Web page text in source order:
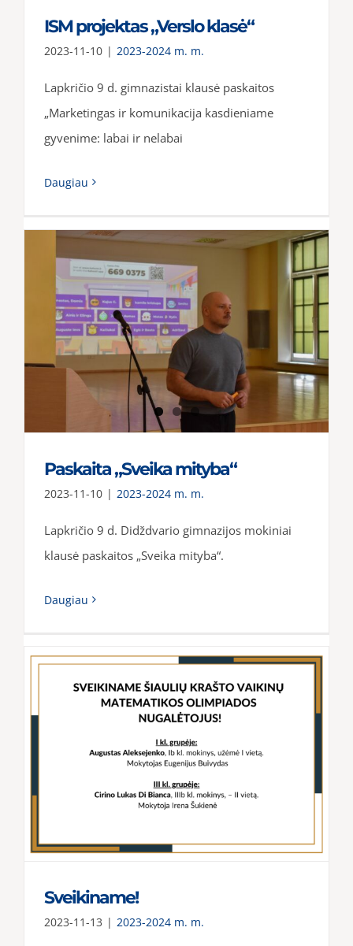
ISM projektas „Verslo klasė“
2023-11-10 | 2023-2024 m. m.
Lapkričio 9 d. gimnazistai klausė paskaitos
„Marketingas ir komunikacija kasdieniame
gyvenime: labai ir nelabai
Daugiau
Paskaita „Sveika mityba“
2023-11-10 | 2023-2024 m. m.
Lapkričio 9 d. Didždvario gimnazijos mokiniai
klausė paskaitos „Sveika mityba“.
Daugiau
Sveikiname!
2023-11-13 | 2023-2024 m. m.